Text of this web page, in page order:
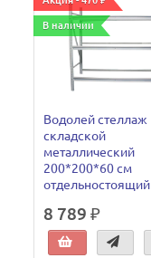
В наличии
Водолей стеллаж
складской
металлический
200*200*60 см
отдельностоящий
8 789 ₽